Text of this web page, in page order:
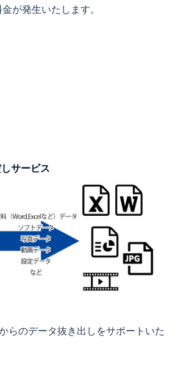
が発生いたします。
サービス
らのデータ抜き出しをサポートいた